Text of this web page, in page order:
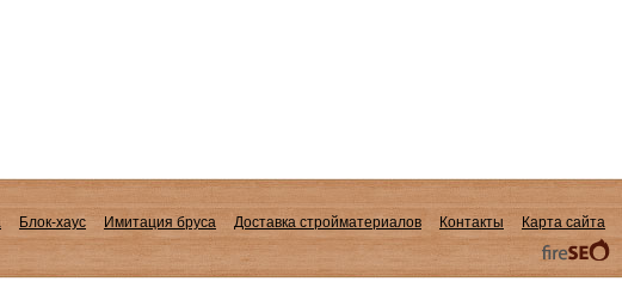
Блок-хаус Имитация бруса Доставка стройматериалов Контакты
Карта сайта